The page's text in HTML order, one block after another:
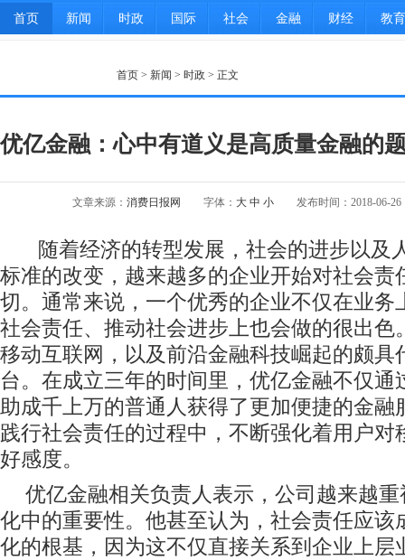
首页 新闻 时政 国际 社会 金融 财经 教育
首页 > 新闻 > 时政 > 正文
优亿金融：心中有道义是高质量金融的
文章来源： 消费日报网 字体： 大 中 小 发布时间：2018-06-26
随着经济的转型发展，社会的进步以及
标准的改变，越来越多的企业开始对社会责
切。通常来说，一个优秀的企业不仅在业务
社会责任、推动社会进步上也会做的很出色
移动互联网，以及前沿金融科技崛起的颇具
台。在成立三年的时间里，优亿金融不仅通
助成千上万的普通人获得了更加便捷的金融
践行社会责任的过程中，不断强化着用户对
好感度。
优亿金融相关负责人表示，公司越来越
化中的重要性。他甚至认为，社会责任应该
化的根基，因为这不仅直接关系到企业上层